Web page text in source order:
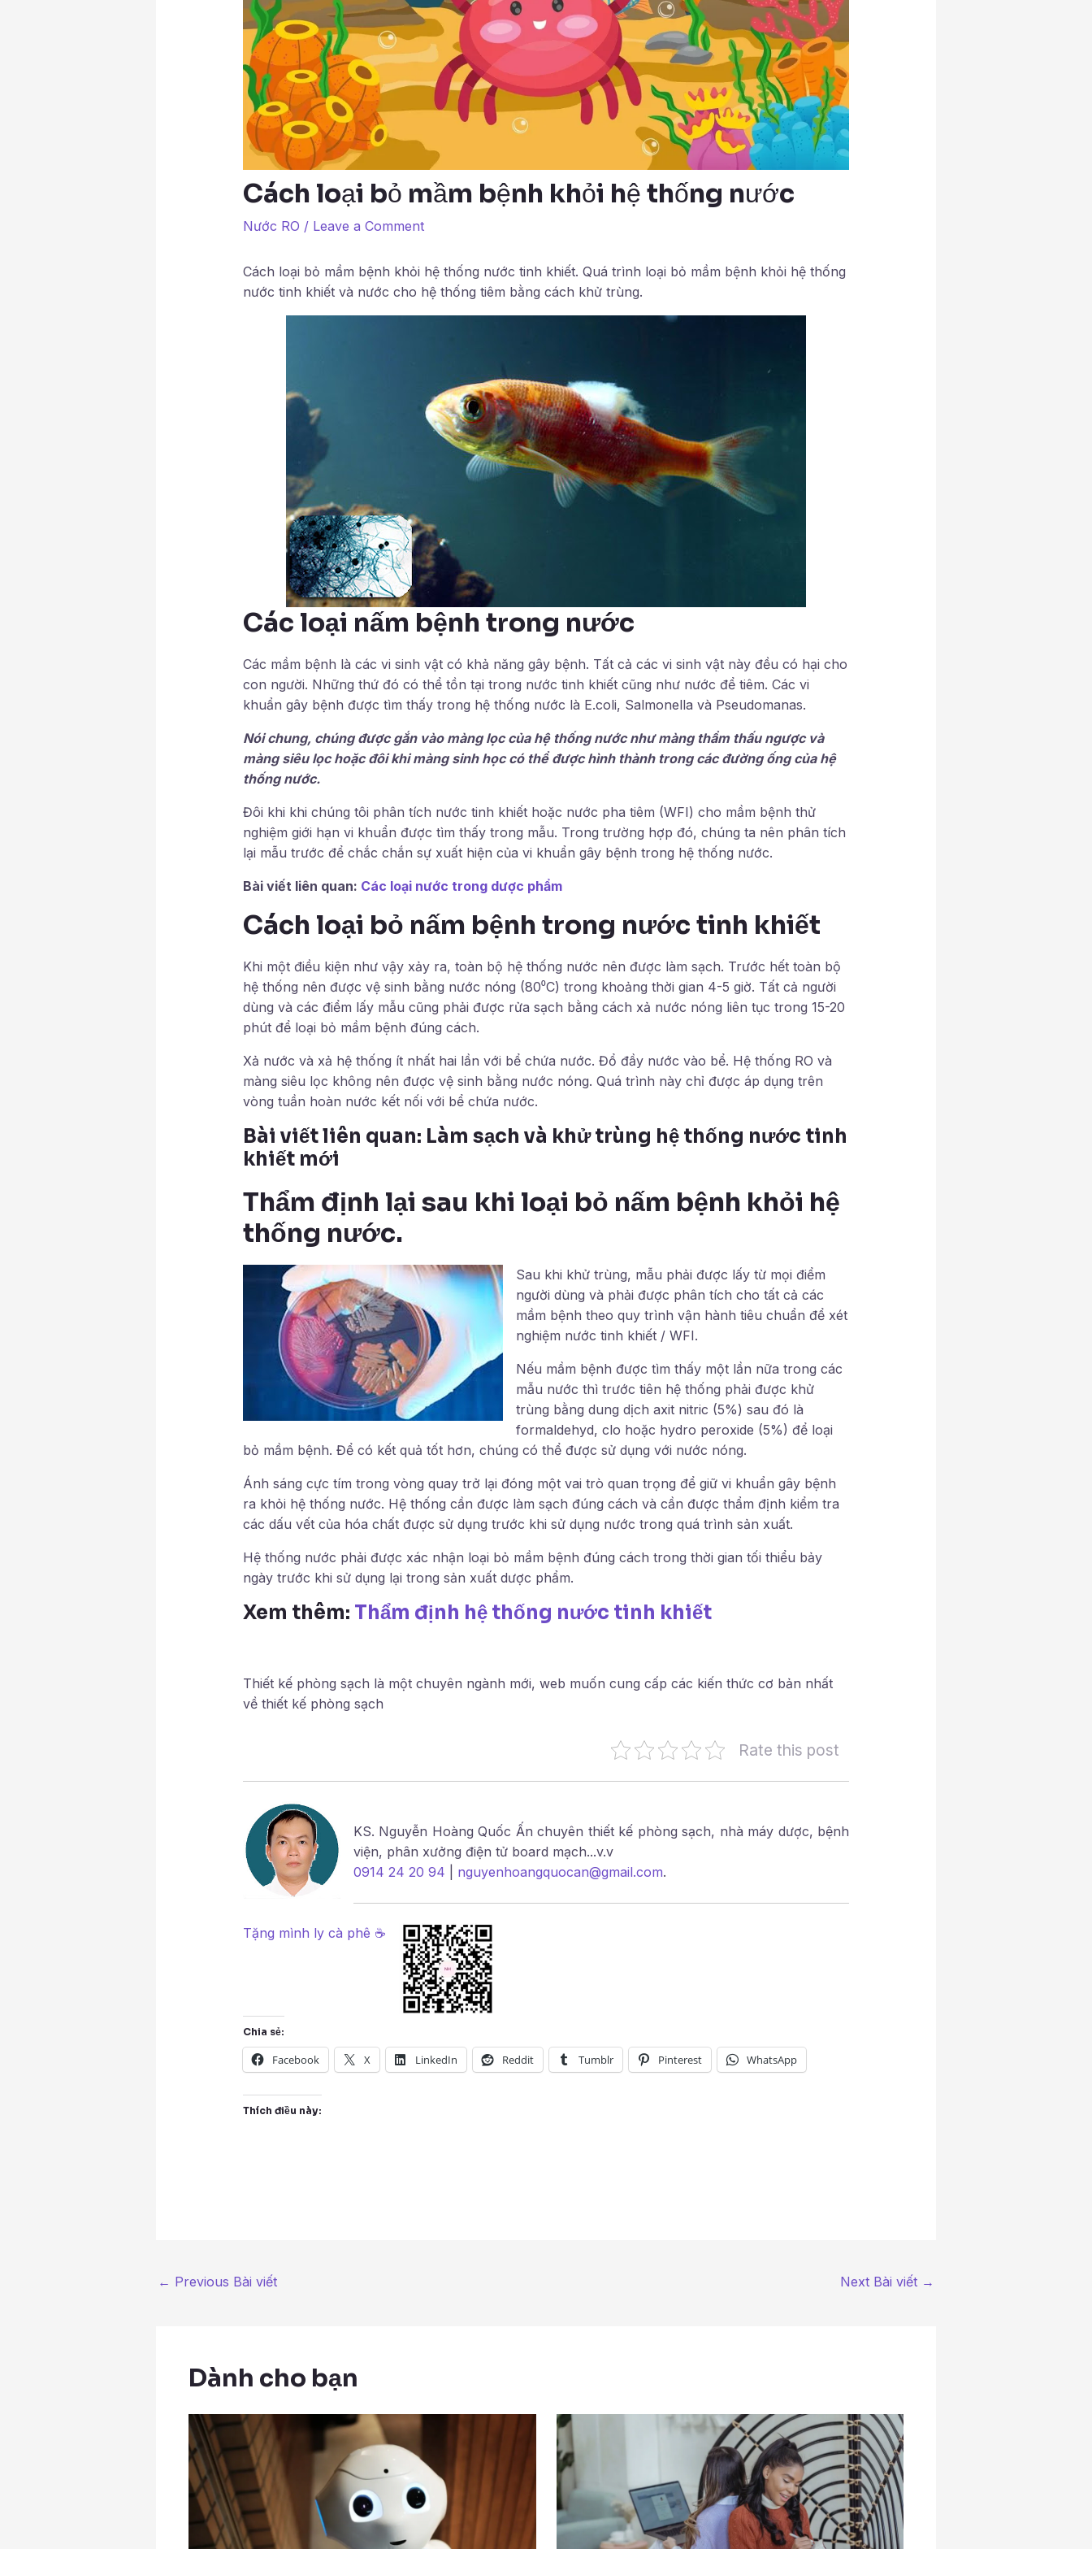
Cách loại bỏ mầm bệnh khỏi hệ thống nước
Nước RO / Leave a Comment
Cách loại bỏ mầm bệnh khỏi hệ thống nước tinh khiết. Quá trình loại bỏ mầm bệnh khỏi hệ thống
nước tinh khiết và nước cho hệ thống tiêm bằng cách khử trùng.
Các loại nấm bệnh trong nước
Các mầm bệnh là các vi sinh vật có khả năng gây bệnh. Tất cả các vi sinh vật này đều có hại cho
con người. Những thứ đó có thể tồn tại trong nước tinh khiết cũng như nước để tiêm. Các vi
khuẩn gây bệnh được tìm thấy trong hệ thống nước là E.coli, Salmonella và Pseudomanas.
Nói chung, chúng được gắn vào màng lọc của hệ thống nước như màng thẩm thấu ngược và
màng siêu lọc hoặc đôi khi màng sinh học có thể được hình thành trong các đường ống của hệ
thống nước.
Đôi khi khi chúng tôi phân tích nước tinh khiết hoặc nước pha tiêm (WFI) cho mầm bệnh thử
nghiệm giới hạn vi khuẩn được tìm thấy trong mẫu. Trong trường hợp đó, chúng ta nên phân tích
lại mẫu trước để chắc chắn sự xuất hiện của vi khuẩn gây bệnh trong hệ thống nước.
Bài viết liên quan: Các loại nước trong dược phẩm
Cách loại bỏ nấm bệnh trong nước tinh khiết
Khi một điều kiện như vậy xảy ra, toàn bộ hệ thống nước nên được làm sạch. Trước hết toàn bộ
hệ thống nên được vệ sinh bằng nước nóng (80⁰C) trong khoảng thời gian 4-5 giờ. Tất cả người
dùng và các điểm lấy mẫu cũng phải được rửa sạch bằng cách xả nước nóng liên tục trong 15-20
phút để loại bỏ mầm bệnh đúng cách.
Xả nước và xả hệ thống ít nhất hai lần với bể chứa nước. Đổ đầy nước vào bể. Hệ thống RO và
màng siêu lọc không nên được vệ sinh bằng nước nóng. Quá trình này chỉ được áp dụng trên
vòng tuần hoàn nước kết nối với bể chứa nước.
Bài viết liên quan: Làm sạch và khử trùng hệ thống nước tinh
khiết mới
Thẩm định lại sau khi loại bỏ nấm bệnh khỏi hệ
thống nước.
Sau khi khử trùng, mẫu phải được lấy từ mọi điểm
người dùng và phải được phân tích cho tất cả các
mầm bệnh theo quy trình vận hành tiêu chuẩn để xét
nghiệm nước tinh khiết / WFI.
Nếu mầm bệnh được tìm thấy một lần nữa trong các
mẫu nước thì trước tiên hệ thống phải được khử
trùng bằng dung dịch axit nitric (5%) sau đó là
formaldehyd, clo hoặc hydro peroxide (5%) để loại
bỏ mầm bệnh. Để có kết quả tốt hơn, chúng có thể được sử dụng với nước nóng.
Ánh sáng cực tím trong vòng quay trở lại đóng một vai trò quan trọng để giữ vi khuẩn gây bệnh
ra khỏi hệ thống nước. Hệ thống cần được làm sạch đúng cách và cần được thẩm định kiểm tra
các dấu vết của hóa chất được sử dụng trước khi sử dụng nước trong quá trình sản xuất.
Hệ thống nước phải được xác nhận loại bỏ mầm bệnh đúng cách trong thời gian tối thiểu bảy
ngày trước khi sử dụng lại trong sản xuất dược phẩm.
Xem thêm: Thẩm định hệ thống nước tinh khiết
Thiết kế phòng sạch là một chuyên ngành mới, web muốn cung cấp các kiến thức cơ bản nhất
về thiết kế phòng sạch
Rate this post
KS. Nguyễn Hoàng Quốc Ấnchuyên thiết kế phòng sạch, nhà máy dược, bệnh
viện, phân xưởng điện tử board mạch...v.v
0914 24 20 94
nguyenhoangquocan@gmail.com.
Tặng mình ly cà phê ☕
Chia sẻ:
Facebook X LinkedIn Reddit Tumblr Pinterest WhatsApp
Thích điều này:
← Previous Bài viết Next Bài viết →
Dành cho bạn